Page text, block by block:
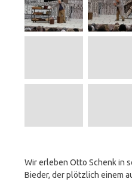
Wir erleben Otto Schenk in
Bieder, der plötzlich einem